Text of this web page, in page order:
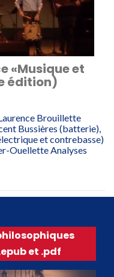
«Musique et
édition)
Brouillette
Bussières (batterie),
et contrebasse)
Ouellette Analyses
et .pdf